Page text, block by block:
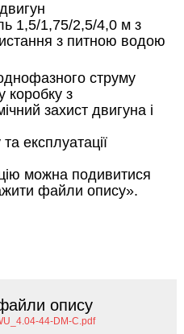
1,5/1,75/2,5/4,0 м з
з питною водою
струму
коробку з
захист двигуна і
експлуатації
можна подивитися
файли опису».
опису
44-DM-C.pdf